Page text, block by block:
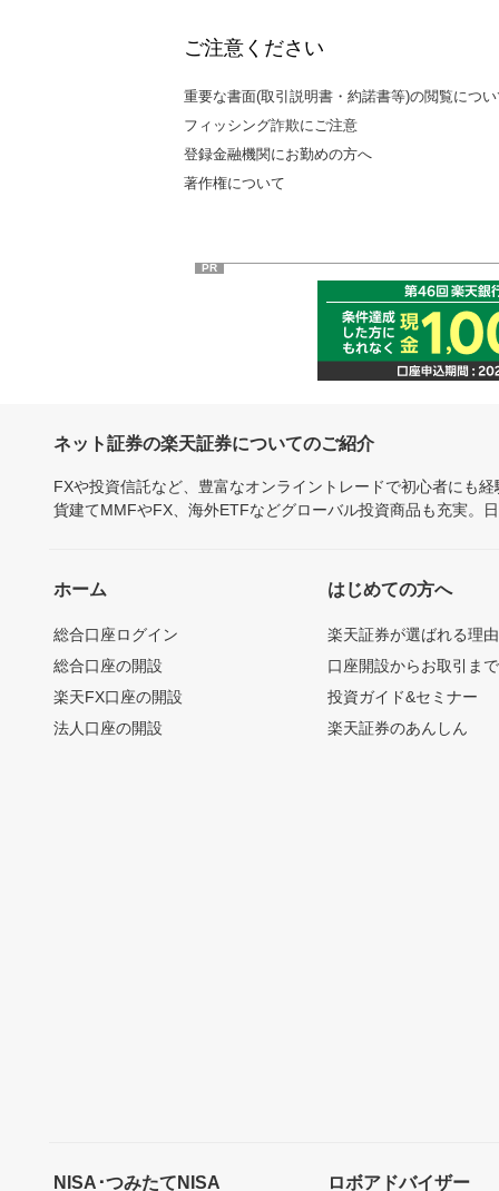
ご注意ください
重要な書面(取引説明書・約諾書等)の閲覧につ
フィッシング詐欺にご注意
登録金融機関にお勤めの方へ
著作権について
PR
ネット証券の楽天証券についてのご紹介
FXや投資信託など、豊富なオンライントレードで初心者にも
貨建てMMFやFX、海外ETFなどグローバル投資商品も充実。
ホーム
総合口座ログイン
総合口座の開設
楽天FX口座の開設
法人口座の開設
はじめての方へ
楽天証券が選ばれる理由
口座開設からお取引ま
投資ガイド&セミナー
楽天証券のあんしん
NISA･つみたてNISA ロボアドバイザー